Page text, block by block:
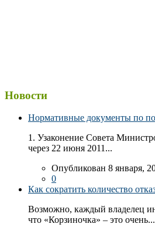
Новости
Нормативные документы по
1. Узаконение Совета
через 22 июня 2011...
Опубликован 8 января,
0
Как сократить количество
Возможно, каждый владелец
что «Корзиночка» – это очень...